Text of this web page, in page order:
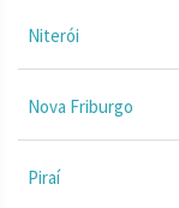
Niterói
Nova Friburgo
Piraí